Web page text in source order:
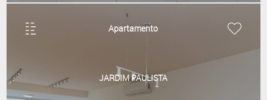
Apartamento
JARDIM PAULISTA